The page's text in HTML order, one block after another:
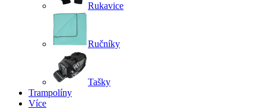
Rukavice
Ručníky
Tašky
Trampolíny
Více